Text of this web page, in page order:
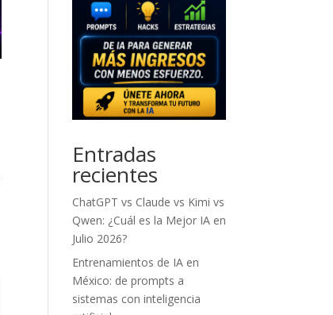
Entradas
recientes
ChatGPT vs Claude vs Kimi vs
Qwen: ¿Cuál es la Mejor IA en
Julio 2026?
Entrenamientos de IA en
México: de prompts a
sistemas con inteligencia